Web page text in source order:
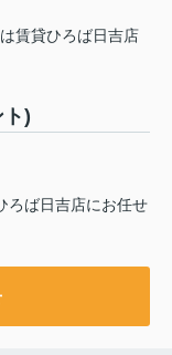
賃貸ひろば日吉店
)
ろば日吉店にお任せ